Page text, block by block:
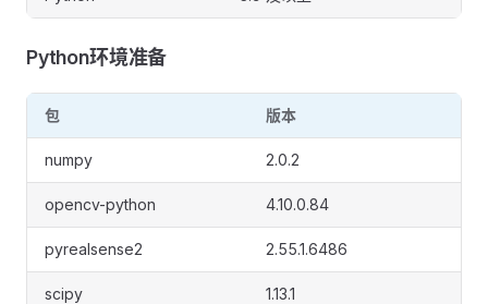
Python环境准备
包 版本
numpy 2.0.2
opencv-python 4.10.0.84
pyrealsense2 2.55.1.6486
scipy 1.13.1